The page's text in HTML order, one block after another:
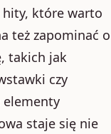
które warto
też zapominać o
takich jak
czy
elementy
staje się nie